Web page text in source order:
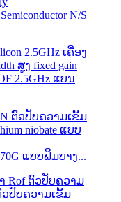
N/S
2.5GHz ແບນ
ແບບຟິມບາງ...